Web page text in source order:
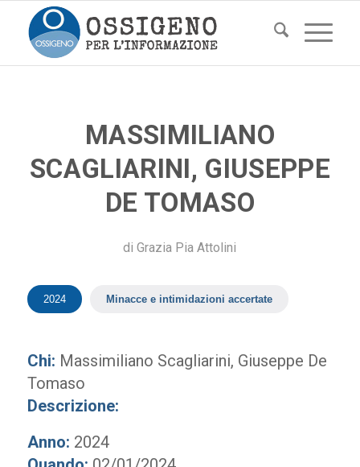
MASSIMILIANO
SCAGLIARINI, GIUSEPPE
DE TOMASO
diGrazia Pia Attolini
2024 Minacce e intimidazioni accertate
Chi: Massimiliano Scagliarini, Giuseppe De
Tomaso
Descrizione:
Anno: 2024